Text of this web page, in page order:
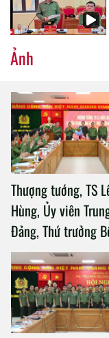
Ảnh
Thượng tướng, TS
Hùng, Ủy viên
Đảng, Thứ trưởng
an làm việc với
Chính trị Công an